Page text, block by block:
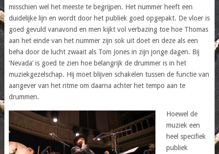
misschien wel het meeste te begrijpen. Het nummer heeft een
duidelijke lijn en wordt door het publiek goed opgepakt. De vloer is
goed gevuld vanavond en men kijkt vol verbazing toe hoe Thomas
aan het einde van het nummer zijn sok uit doet en deze als een
beha door de lucht zwaait als Tom Jones in zijn jonge dagen. Bij
‘Nevada’ is goed te zien hoe belangrijk de drummer is in het
muziekgezelschap. Hij moet blijven schakelen tussen de functie van
aangever van het ritme om daarna achter het tempo aan te
drummen.
Hoewel de
muziek een
heel specifiek
publiek